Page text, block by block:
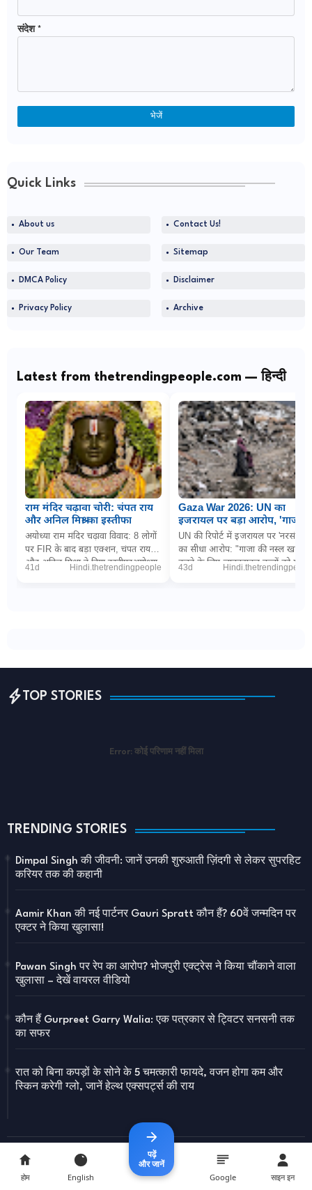
संदेश *
Quick Links
About us Contact Us!
Our Team Sitemap
DMCA Policy Disclaimer
Privacy Policy Archive
Latest from thetrendingpeople.com — हिन्दी
राम मंदिर चढ़ावा चोरी: चंपत राय
और अनिल मिश्रा का इस्तीफा
अयोध्या राम मंदिर चढ़ावा विवाद: 8 लोगों
पर FIR के बाद बड़ा एक्शन, चंपत राय
और अनिल मिश्रा ने दिया इस्तीफाअयोध्या
41d Hindi.thetrendingpeople
Gaza War 2026: UN का
इजरायल पर बड़ा आरोप, 'गाजा में
नरसंहार के लिए बच्चों को
जानबूझकर बना रहे निशाना'
UN की रिपोर्ट में इजरायल पर 'नरसंहार'
का सीधा आरोप: "गाजा की नस्ल खत्म
करने के लिए जानबूझकर बच्चों को मार
43d
TOP STORIES
Error: कोई परिणाम नहीं मिला
TRENDING STORIES
Dimpal Singh की जीवनी: जानें उनकी शुरुआती ज़िंदगी से लेकर सुपरहिट
करियर तक की कहानी
Aamir Khan की नई पार्टनर Gauri Spratt कौन हैं? 60वें जन्मदिन पर
एक्टर ने किया खुलासा!
Pawan Singh पर रेप का आरोप? भोजपुरी एक्ट्रेस ने किया चौंकाने वाला
खुलासा – देखें वायरल वीडियो
कौन हैं Gurpreet Garry Walia: एक पत्रकार से ट्विटर सनसनी तक
का सफर
रात को बिना कपड़ों के सोने के 5 चमत्कारी फायदे, वजन होगा कम और
स्किन करेगी ग्लो, जानें हेल्थ एक्सपर्ट्स की राय
होम English
पढ़ें
और जानें
Google साइन इन